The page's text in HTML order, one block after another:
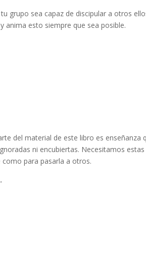
grupo sea capaz de discipular a otros
anima esto siempre que sea posible.
del material de este libro es enseñanza
ni encubiertas. Necesitamos
para pasarla a otros.